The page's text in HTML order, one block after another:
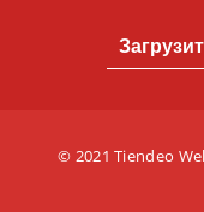
© 2021 Tiendeo